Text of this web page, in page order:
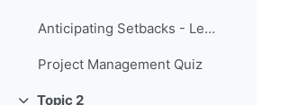
Anticipating Setbacks - Lessons from Previous Fellows
Project Management Quiz
Topic 2